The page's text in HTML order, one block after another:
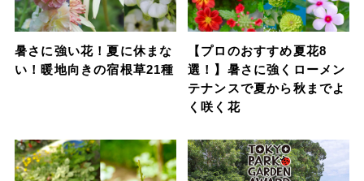
暑さに強い花！夏に休まな
い！暖地向きの宿根草21種
【プロのおすすめ夏花8
選！】暑さに強くローメン
テナンスで夏から秋までよ
く咲く花